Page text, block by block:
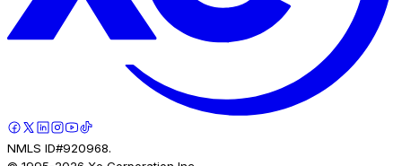
NMLS ID#920968.